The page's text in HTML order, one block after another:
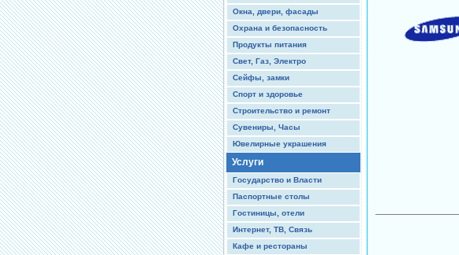
Окна, двери, фасады
Охрана и безопасность
Продукты питания
Свет, Газ, Электро
Сейфы, замки
Спорт и здоровье
Строительство и ремонт
Сувениры, Часы
Ювелирные украшения
Услуги
Государство и Власти
Паспортные столы
Гостиницы, отели
Интернет, ТВ, Связь
Кафе и рестораны